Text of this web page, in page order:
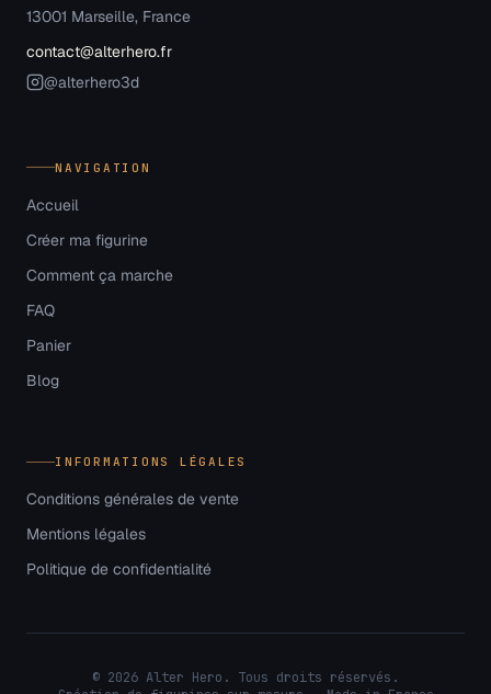
13001 Marseille, France
contact@alterhero.fr
@alterhero3d
NAVIGATION
Accueil
Créer ma figurine
Comment ça marche
FAQ
Panier
Blog
INFORMATIONS LÉGALES
Conditions générales de vente
Mentions légales
Politique de confidentialité
© 2026 Alter Hero. Tous droits réservés.